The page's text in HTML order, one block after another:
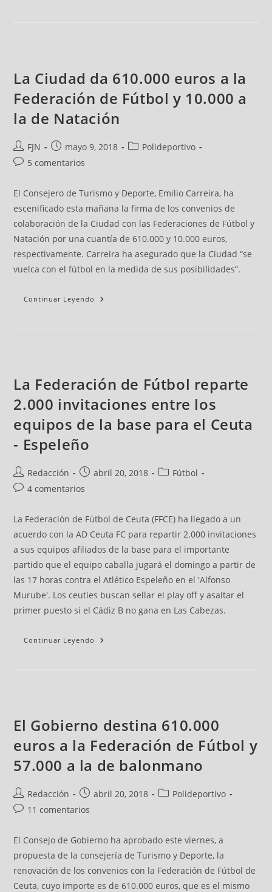
La Ciudad da 610.000 euros a la
Federación de Fútbol y 10.000 a
la de Natación
FJN mayo 9, 2018
Polideportivo
5 comentarios
El Consejero de Turismo y Deporte, Emilio Carreira, ha
escenificado esta mañana la firma de los convenios de
colaboración de la Ciudad con las Federaciones de Fútbol y
Natación por una cuantía de 610.000 y 10.000 euros,
respectivamente. Carreira ha asegurado que la Ciudad “se
vuelca con el fútbol en la medida de sus posibilidades”.
Continuar Leyendo
La Federación de Fútbol reparte
2.000 invitaciones entre los
equipos de la base para el Ceuta
- Espeleño
Redacción abril 20, 2018
Fútbol
4 comentarios
La Federación de Fútbol de Ceuta (FFCE) ha llegado a un
acuerdo con la AD Ceuta FC para repartir 2.000 invitaciones
a sus equipos afiliados de la base para el importante
partido que el equipo caballa jugará el domingo a partir de
las 17 horas contra el Atlético Espeleño en el 'Alfonso
Murube'. Los ceutíes buscan sellar el play off y asaltar el
primer puesto si el Cádiz B no gana en Las Cabezas.
Continuar Leyendo
El Gobierno destina 610.000
euros a la Federación de Fútbol y
57.000 a la de balonmano
Redacción abril 20, 2018
Polideportivo
11 comentarios
El Consejo de Gobierno ha aprobado este viernes, a
propuesta de la consejería de Turismo y Deporte, la
renovación de los convenios con la Federación de Fútbol de
Ceuta, cuyo importe es de 610.000 euros, que es el mismo